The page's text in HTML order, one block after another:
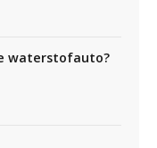
waterstofauto?